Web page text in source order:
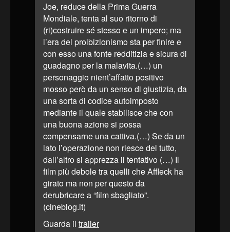
Joe, reduce della Prima Guerra
Mondiale, tenta al suo ritorno di
(ri)costruire sé stesso e un impero; ma
l’era del proibizionismo sta per finire e
con esso una fonte redditizia e sicura di
guadagno per la malavita.(…) un
personaggio nient’affatto positivo
mosso però da un senso di giustizia, da
una sorta di codice autoimposto
mediante il quale stabilisce che con
una buona azione si possa
compensarne una cattiva.(…) Se da un
lato l’operazione non riesce del tutto,
dall’altro si apprezza il tentativo (…) Il
film più debole tra quelli che Affleck ha
girato ma non per questo da
derubricare a “film sbagliato”.
(cineblog.it)
Guarda il trailer